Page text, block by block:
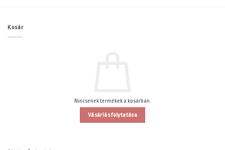
Kosár
Nincsenek termékek a kosárban.
Vásárlás folytatása